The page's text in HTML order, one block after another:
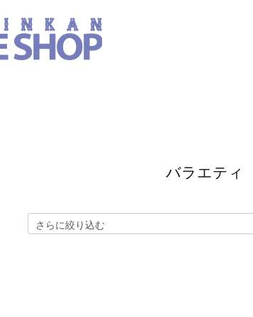
バラエティ